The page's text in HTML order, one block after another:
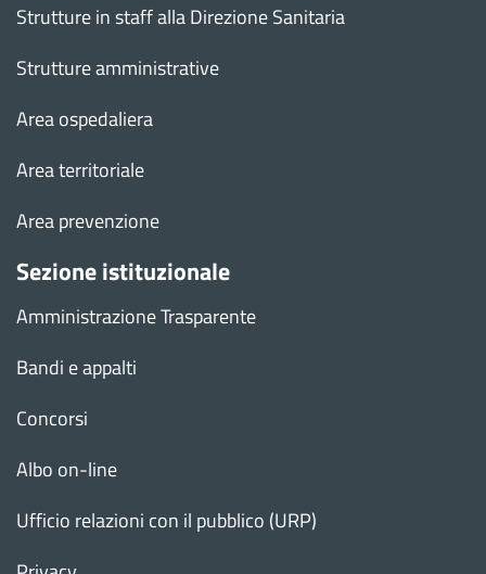
Strutture in staff alla Direzione Sanitaria
Strutture amministrative
Area ospedaliera
Area territoriale
Area prevenzione
Sezione istituzionale
Amministrazione Trasparente
Bandi e appalti
Concorsi
Albo on-line
Ufficio relazioni con il pubblico (URP)